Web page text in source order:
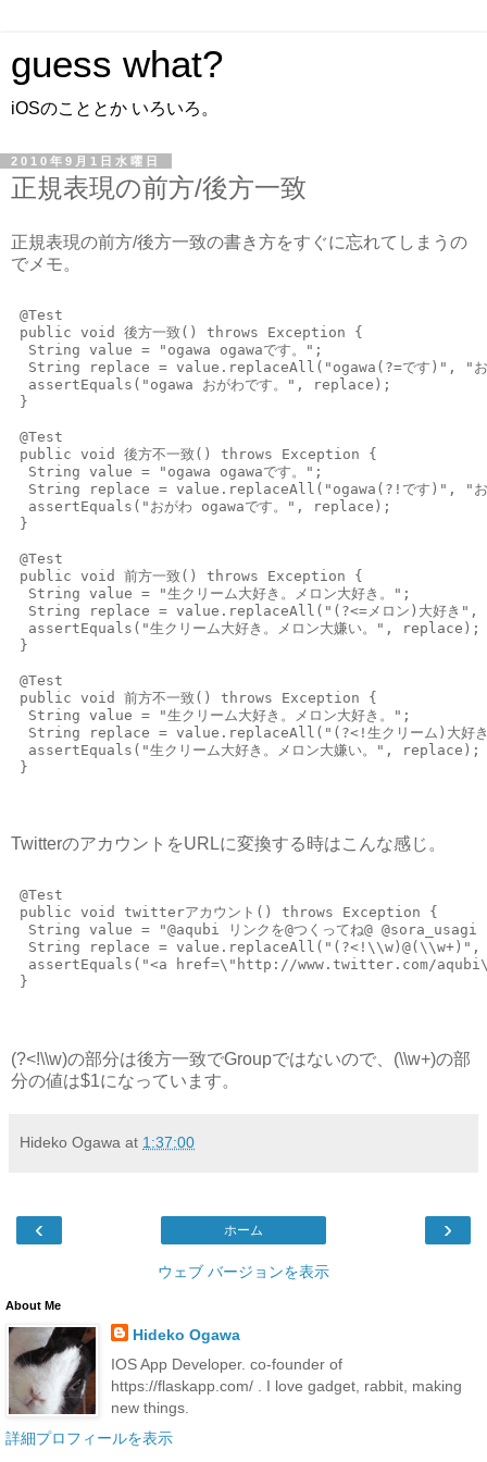
guess what?
iOSのこととか いろいろ。
2010年9月1日水曜日
正規表現の前方/後方一致
正規表現の前方/後方一致の書き方をすぐに忘れてしまうの
でメモ。
@Test
public void 後方一致() throws Exception {
  String value = "ogawa ogawaです。";
String replace = value.replaceAll("ogawa(?=です)", "
  assertEquals("ogawa おがわです。", replace);
}
@Test
public void 後方不一致() throws Exception {
  String value = "ogawa ogawaです。";
String replace = value.replaceAll("ogawa(?!です)", "
  assertEquals("おがわ ogawaです。", replace);
}
@Test
public void 前方一致() throws Exception {
  String value = "生クリーム大好き。メロン大好き。";
String replace = value.replaceAll("(?<=メロン)大好き",
  assertEquals("生クリーム大好き。メロン大嫌い。", replace);
}
@Test
public void 前方不一致() throws Exception {
  String value = "生クリーム大好き。メロン大好き。";
String replace = value.replaceAll("(?<!生クリーム)大好
  assertEquals("生クリーム大好き。メロン大嫌い。", replace);
}
TwitterのアカウントをURLに変換する時はこんな感じ。
@Test
public void twitterアカウント() throws Exception {
String value = "@aqubi リンクを@つくってね@ @sora_usagi
String replace =
assertEquals("<a href=\"http://www.twitter.com/
}
(?<!\\w)の部分は後方一致でGroupではないので、(\\w+)の部
分の値は$1になっています。
Hideko Ogawa at 1:37:00
‹ ›
ホーム
ウェブ バージョンを表示
About Me
Hideko Ogawa
IOS App Developer. co-founder of
https://flaskapp.com/ . I love gadget, rabbit, making
new things.
詳細プロフィールを表示